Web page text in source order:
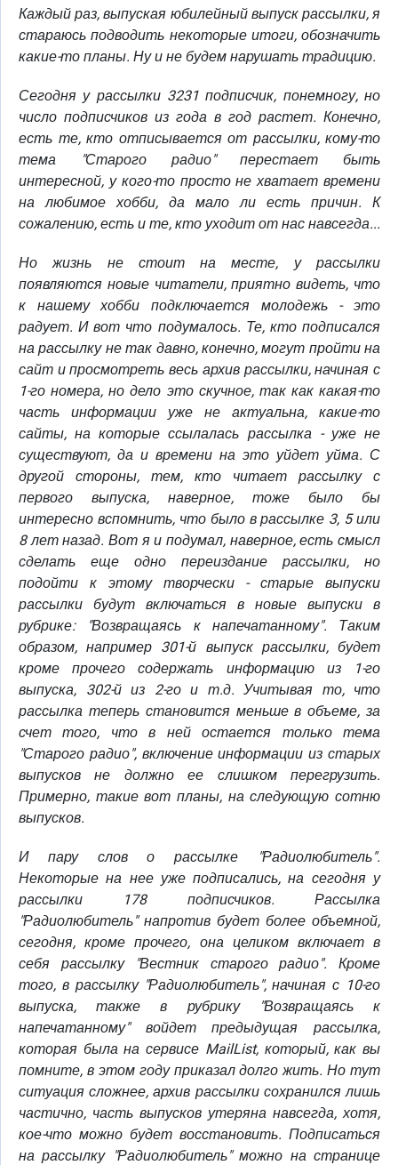
Каждый раз, выпуская юбилейный выпуск рассылки, я
стараюсь подводить некоторые итоги, обозначить
какие-то планы. Ну и не будем нарушать традицию.
Сегодня у рассылки 3231 подписчик, понемногу, но
число подписчиков из года в год растет. Конечно,
есть те, кто отписывается от рассылки, кому-то
тема "Старого радио" перестает быть
интересной, у кого-то просто не хватает времени
на любимое хобби, да мало ли есть причин. К
сожалению, есть и те, кто уходит от нас навсегда...
Но жизнь не стоит на месте, у рассылки
появляются новые читатели, приятно видеть, что
к нашему хобби подключается молодежь - это
радует. И вот что подумалось. Те, кто подписался
на рассылку не так давно, конечно, могут пройти на
сайт и просмотреть весь архив рассылки, начиная с
1-го номера, но дело это скучное, так как какая-то
часть информации уже не актуальна, какие-то
сайты, на которые ссылалась рассылка - уже не
существуют, да и времени на это уйдет уйма. С
другой стороны, тем, кто читает рассылку с
первого выпуска, наверное, тоже было бы
интересно вспомнить, что было в рассылке 3, 5 или
8 лет назад. Вот я и подумал, наверное, есть смысл
сделать еще одно переиздание рассылки, но
подойти к этому творчески - старые выпуски
рассылки будут включаться в новые выпуски в
рубрике: "Возвращаясь к напечатанному". Таким
образом, например 301-й выпуск рассылки, будет
кроме прочего содержать информацию из 1-го
выпуска, 302-й из 2-го и т.д. Учитывая то, что
рассылка теперь становится меньше в объеме, за
счет того, что в ней остается только тема
"Старого радио", включение информации из старых
выпусков не должно ее слишком перегрузить.
Примерно, такие вот планы, на следующую сотню
выпусков.
И пару слов о рассылке "Радиолюбитель".
Некоторые на нее уже подписались, на сегодня у
рассылки 178 подписчиков. Рассылка
"Радиолюбитель" напротив будет более объемной,
сегодня, кроме прочего, она целиком включает в
себя рассылку "Вестник старого радио". Кроме
того, в рассылку "Радиолюбитель", начиная с 10-го
выпуска, также в рубрику "Возвращаясь к
напечатанному" войдет предыдущая рассылка,
которая была на сервисе MailList, который, как вы
помните, в этом году приказал долго жить. Но тут
ситуация сложнее, архив рассылки сохранился лишь
частично, часть выпусков утеряна навсегда, хотя,
кое-что можно будет восстановить. Подписаться
на рассылку "Радиолюбитель" можно на странице